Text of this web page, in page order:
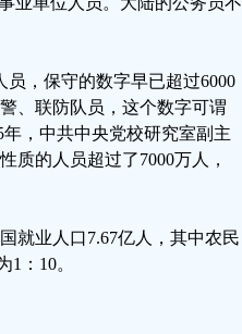
，保守的数字早已超过6000
、联防队员，这个数字可谓
，中共中央党校研究室副主
质的人员超过了7000万人，
就业人口7.67亿人，其中农民
：10。